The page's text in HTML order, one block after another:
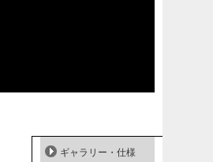
ギャラリー・仕様